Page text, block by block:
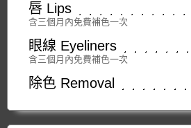
唇 Lips
含三個月內免費補色一次
眼線 Eyeliners
含三個月內免費補色一次
除色 Removal